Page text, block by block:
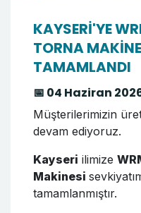
KAYSERİ'YE
TORNA
TAMAMLANDI
📅 04 Haziran
Müşterilerimizin
devam ediyoruz.
Kayseri ilimize
Makinesi
tamamlanmıştır.